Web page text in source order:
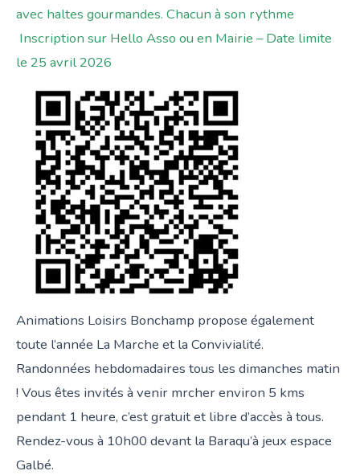
avec haltes gourmandes. Chacun à son rythme
Inscription sur Hello Asso ou en Mairie –Date limite
le 25 avril 2026
Animations Loisirs Bonchamp propose également
toute l’année La Marche et la Convivialité.
Randonnées hebdomadaires tous les dimanches matin
! Vous êtes invités à venir mrcher environ 5 kms
pendant 1 heure, c’est gratuit et libre d’accès à tous.
Rendez-vous à 10h00 devant la Baraqu’à jeux espace
Galbé.